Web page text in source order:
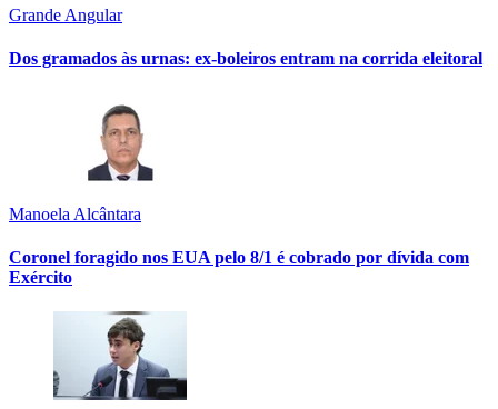
Grande Angular
Dos gramados às urnas: ex-boleiros entram na corrida eleitoral
Manoela Alcântara
Coronel foragido nos EUA pelo 8/1 é cobrado por dívida com
Exército